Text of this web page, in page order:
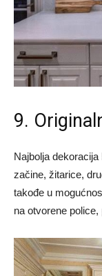
9.
Najbolja
začine, žitarice,
takođe u
na otvorene